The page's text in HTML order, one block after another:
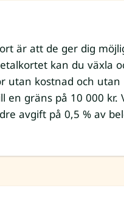
är att de ger dig
kan du växla
utan kostnad och utan
en gräns på 10 000 kr.
avgift på 0,5 % av